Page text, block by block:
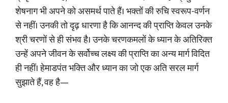
शेषनाग भी अपने को असमर्थ पाते हैं। भक्तों की रुचि स्वरूप-वर्णन
से नहीं। उनकी तो दृढ़ धारणा है कि आनन्द की प्राप्ति केवल उनके
श्री चरणों से ही संभव है। उनके चरणकमलों के ध्यान के अतिरिक्त
उन्हें अपने जीवन के सर्वोच्च लक्ष्य की प्राप्ति का अन्य मार्ग विदित
ही नहीं। हेमाडपंत भक्ति और ध्यान का जो एक अति सरल मार्ग
सुझाते हैं, वह है—